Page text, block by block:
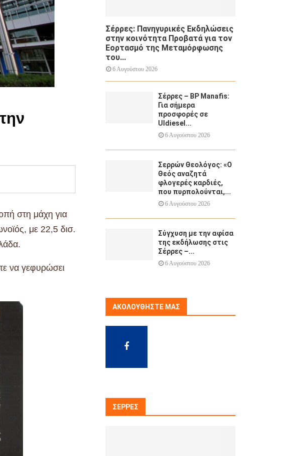
στη μάχη για
με 22,5 δισ.
να γεφυρώσει
Σέρρες: Πανηγυρικές Εκδηλώσεις
στην κοινότητα Προβατά για τον
Εορτασμό της Μεταμόρφωσης
του...
6 Αυγούστου 2026
Σέρρες – BP Manafis:
Για σήμερα
προσφορές σε
Uldiesel...
6 Αυγούστου 2026
Σερρών Θεολόγος: «Ο
Θεός αναζητά
φλογερές καρδιές,
που πυρπολούνται,...
6 Αυγούστου 2026
Σύγχυση με την αφίσα
της εκδήλωσης στις
Σέρρες –...
6 Αυγούστου 2026
ΑΚΟΛΟΥΘΉΣΤΕ ΜΑΣ
ΣΈΡΡΕΣ